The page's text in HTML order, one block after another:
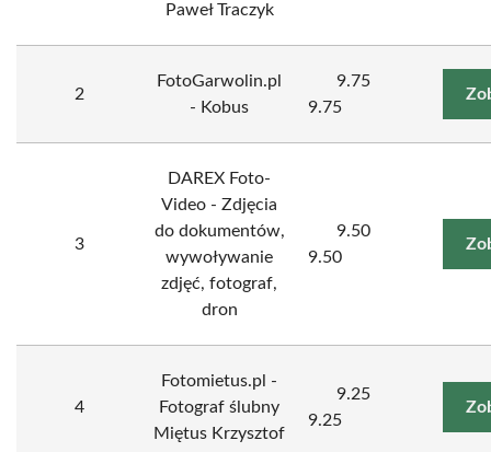
Paweł Traczyk
2
FotoGarwolin.pl
- Kobus
9.75
9.75
3
DAREX Foto-
Video - Zdjęcia
do dokumentów,
wywoływanie
zdjęć, fotograf,
dron
9.50
9.50
4
Fotomietus.pl -
Fotograf ślubny
Miętus Krzysztof
9.25
9.25